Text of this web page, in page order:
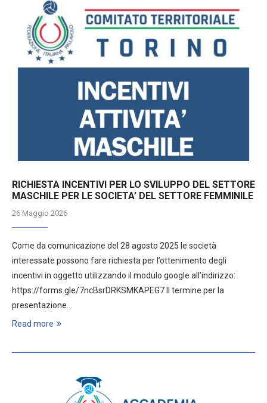
RICHIESTA INCENTIVI PER LO SVILUPPO DEL SETTORE
MASCHILE PER LE SOCIETA’ DEL SETTORE FEMMINILE
26 Maggio 2026
Come da comunicazione del 28 agosto 2025 le società
interessate possono fare richiesta per l’ottenimento degli
incentivi in oggetto utilizzando il modulo google all’indirizzo:
https://forms.gle/7ncBsrDRKSMKAPEG7 Il termine per la
presentazione…
Read more